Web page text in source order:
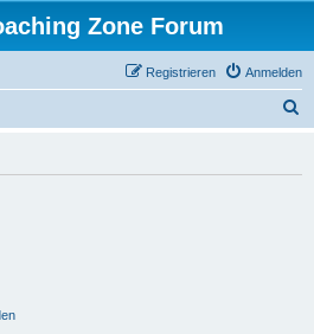
Zone Forum
Anmelden
Registrieren